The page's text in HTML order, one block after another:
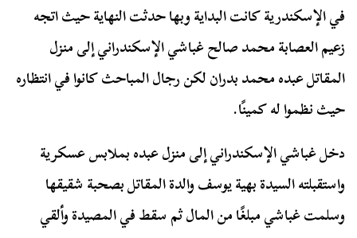
في الإسكندرية كانت البداية وبها حدثت النهاية حيث اتجه
زعيم العصابة محمد صالح غباشي الإسكندراني إلى منزل
المقاتل عبده محمد بدران لكن رجال المباحث كانوا في انتظاره
حيث نظموا له كمينًا.
دخل غباشي الإسكندراني إلى منزل عبده بملابس عسكرية
واستقبلته السيدة بهية يوسف والدة المقاتل بصحبة شقيقها
وسلمت غباشي مبلغًا من المال ثم سقط في المصيدة وألقي